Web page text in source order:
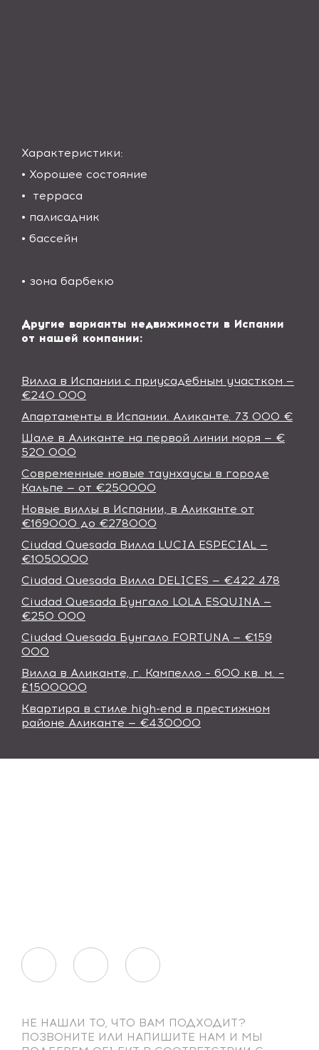
Характеристики:
• Хорошее состояние
• терраса
• палисадник
• бассейн
• зона барбекю
Другие варианты недвижимости в Испании
от нашей компании:
Вилла в Испании с приусадебным участком —
€240 000
Апартаменты в Иcпании. Аликанте. 73 000 €
Шале в Аликанте на первой линии моря — €
520 000
Современные новые таунхаусы в городе
Кальпе — от €250000
Новые виллы в Испании, в Аликанте от
€169000 до €278000
Ciudad Quesada Вилла LUCIA ESPECIAL —
€1050000
Ciudad Quesada Вилла DELICES — €422 478
Ciudad Quesada Бунгало LOLA ESQUINA —
€250 000
Ciudad Quesada Бунгало FORTUNA — €159
000
Вилла в Аликанте, г. Кампелло – 600 кв. м. –
£1500000
Квартира в стиле high-end в престижном
районе Аликанте — €430000
НЕ НАШЛИ ТО, ЧТО ВАМ ПОДХОДИТ?
ПОЗВОНИТЕ ИЛИ НАПИШИТЕ НАМ И МЫ